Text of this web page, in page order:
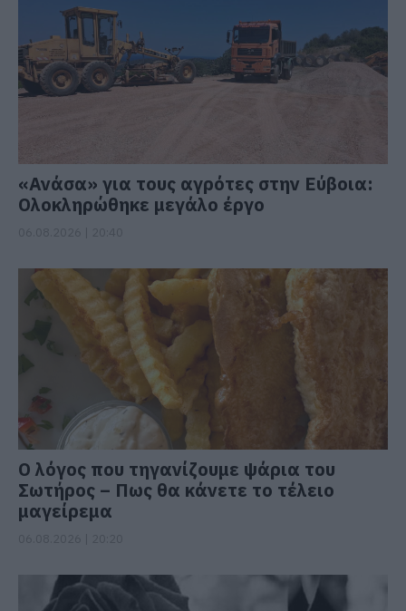
«Ανάσα» για τους αγρότες στην Εύβοια:
Ολοκληρώθηκε μεγάλο έργο
Ο λόγος που τηγανίζουμε ψάρια του
Σωτήρος – Πως θα κάνετε το τέλειο
μαγείρεμα